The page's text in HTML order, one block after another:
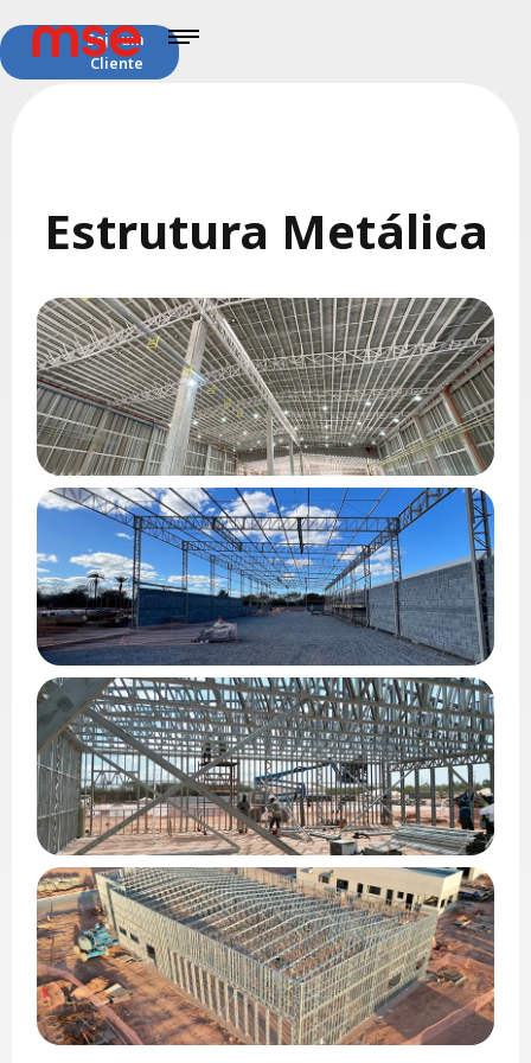
Seja um
Cliente
Estrutura Metálica